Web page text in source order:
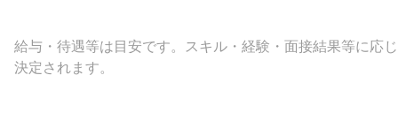
給与・待遇等は目安です。スキル・経験・面接結果等に応
決定されます。